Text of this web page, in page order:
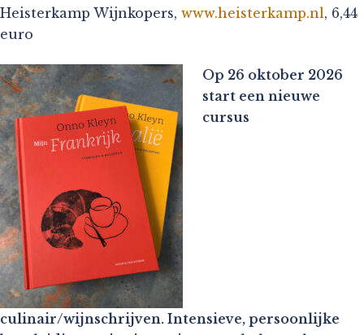
Heisterkamp Wijnkopers, www.heisterkamp.nl, 6,44
euro
Op 26 oktober 2026
start een nieuwe
cursus
culinair/wijnschrijven. Intensieve, persoonlijke